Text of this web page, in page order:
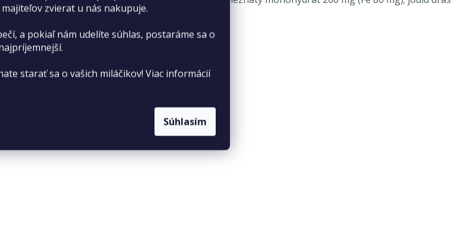
zvierat u nás nakupuje.
a pokiaľ nám udelíte súhlas, postaráme sa o
starať sa o vašich miláčikov! Viac informácií
Súhlasím
popol 7 %; omega 3 1 %; omega 6 4 %.